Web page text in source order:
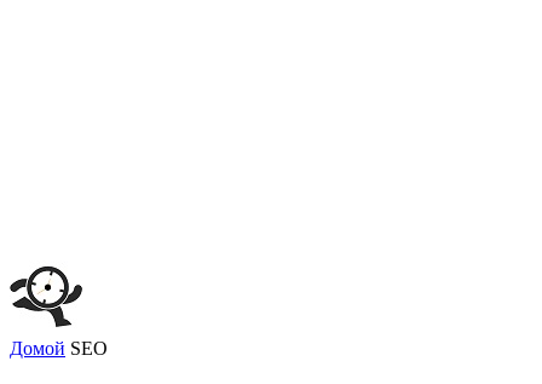
Домой SEO